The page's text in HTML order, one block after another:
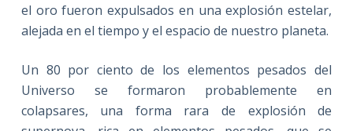
el oro fueron expulsados en una explosión estelar,
alejada en el tiempo y el espacio de nuestro planeta.
Un 80 por ciento de los elementos pesados del
Universo se formaron probablemente en
colapsares, una forma rara de explosión de